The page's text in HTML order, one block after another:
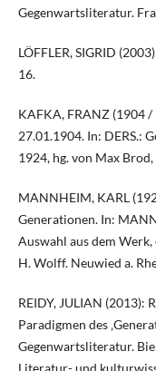
Gegenwartsliteratur.
LÖFFLER, SIGRID
16.
KAFKA, FRANZ (1904
27.01.1904. In: DERS.:
1924, hg. von Max
MANNHEIM, KARL
Generationen. In:
Auswahl aus dem
H. Wolff. Neuwied a.
REIDY, JULIAN (2013):
Paradigmen des
Gegenwartsliteratur.